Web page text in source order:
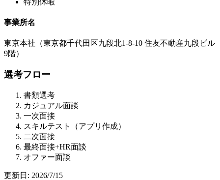
事業所名
東京本社（東京都千代田区九段北1-8-10 住友不動産九段ビル
9階）
選考フロー
書類選考
カジュアル面談
一次面接
スキルテスト（アプリ作成）
二次面接
最終面接+HR面談
オファー面談
更新日: 2026/7/15